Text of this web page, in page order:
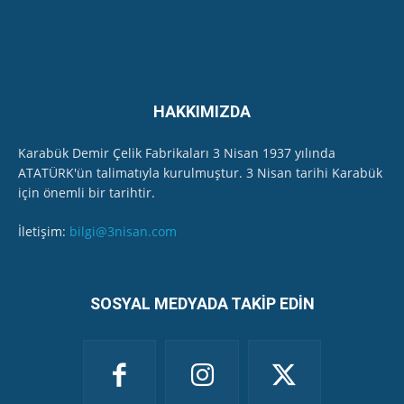
HAKKIMIZDA
Karabük Demir Çelik Fabrikaları 3 Nisan 1937 yılında
ATATÜRK'ün talimatıyla kurulmuştur. 3 Nisan tarihi Karabük
için önemli bir tarihtir.
İletişim: bilgi@3nisan.com
SOSYAL MEDYADA TAKİP EDİN